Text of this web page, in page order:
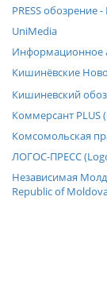
PRESS обозрение
UniMedia
Информационное
Кишинёвские
Кишиневский
Коммерсант PLUS
Комсомольская
ЛОГОС-ПРЕСС
Независимая
Republic of